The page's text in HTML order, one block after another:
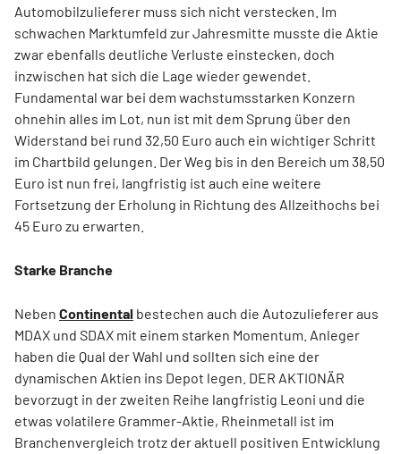
Automobilzulieferer muss sich nicht verstecken. Im
schwachen Marktumfeld zur Jahresmitte musste die Aktie
zwar ebenfalls deutliche Verluste einstecken, doch
inzwischen hat sich die Lage wieder gewendet.
Fundamental war bei dem wachstumsstarken Konzern
ohnehin alles im Lot, nun ist mit dem Sprung über den
Widerstand bei rund 32,50 Euro auch ein wichtiger Schritt
im Chartbild gelungen. Der Weg bis in den Bereich um 38,50
Euro ist nun frei, langfristig ist auch eine weitere
Fortsetzung der Erholung in Richtung des Allzeithochs bei
45 Euro zu erwarten.
Starke Branche
Neben Continental bestechen auch die Autozulieferer aus
MDAX und SDAX mit einem starken Momentum. Anleger
haben die Qual der Wahl und sollten sich eine der
dynamischen Aktien ins Depot legen. DER AKTIONÄR
bevorzugt in der zweiten Reihe langfristig Leoni und die
etwas volatilere Grammer-Aktie, Rheinmetall ist im
Branchenvergleich trotz der aktuell positiven Entwicklung